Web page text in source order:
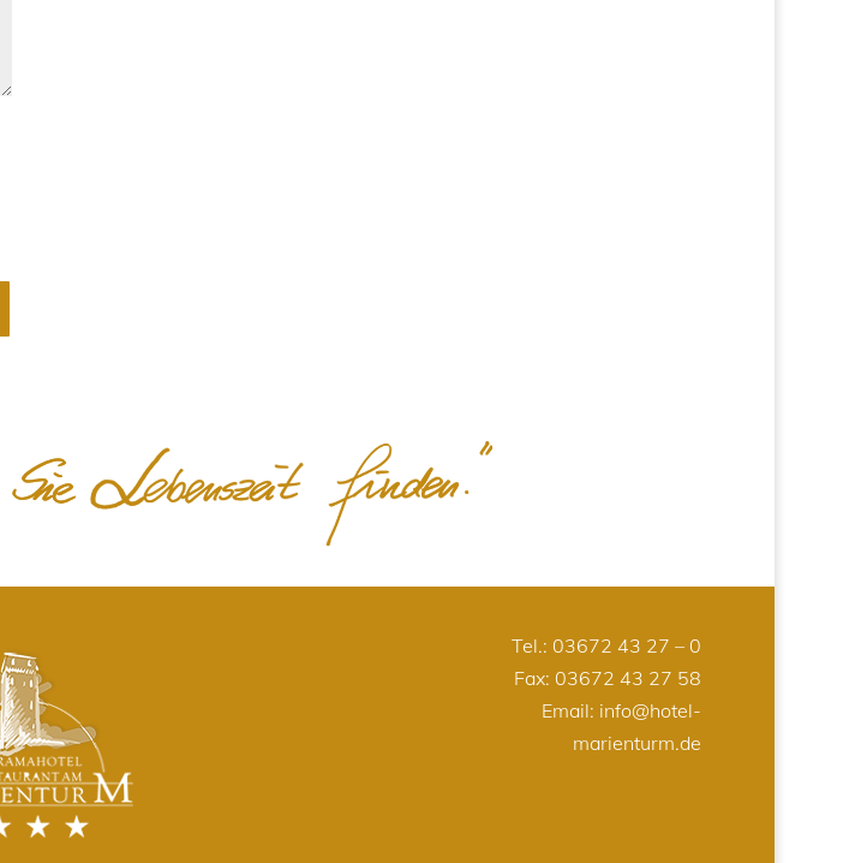
Tel.: 03672 43 27 – 0
Fax: 03672 43 27 58
Email: info@hotel-
marienturm.de